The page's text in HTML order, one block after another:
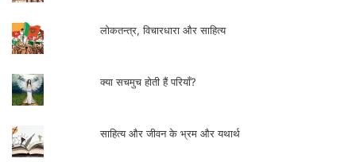
लोकतन्त्र, विचारधारा और साहित्य
क्या सचमुच होती हैं परियाँ?
साहित्य और जीवन के भ्रम और यथार्थ